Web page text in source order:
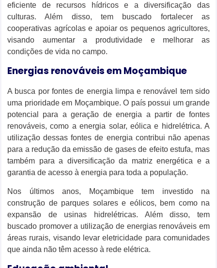
eficiente de recursos hídricos e a diversificação das
culturas. Além disso, tem buscado fortalecer as
cooperativas agrícolas e apoiar os pequenos agricultores,
visando aumentar a produtividade e melhorar as
condições de vida no campo.
Energias renováveis em Moçambique
A busca por fontes de energia limpa e renovável tem sido
uma prioridade em Moçambique. O país possui um grande
potencial para a geração de energia a partir de fontes
renováveis, como a energia solar, eólica e hidrelétrica. A
utilização dessas fontes de energia contribui não apenas
para a redução da emissão de gases de efeito estufa, mas
também para a diversificação da matriz energética e a
garantia de acesso à energia para toda a população.
Nos últimos anos, Moçambique tem investido na
construção de parques solares e eólicos, bem como na
expansão de usinas hidrelétricas. Além disso, tem
buscado promover a utilização de energias renováveis em
áreas rurais, visando levar eletricidade para comunidades
que ainda não têm acesso à rede elétrica.